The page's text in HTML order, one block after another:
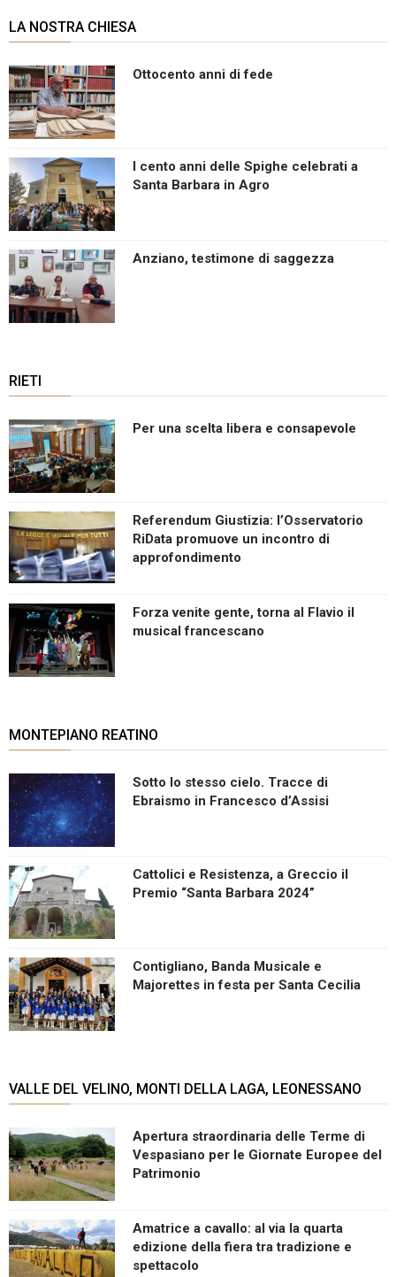
LA NOSTRA CHIESA
Ottocento anni di fede
I cento anni delle Spighe celebrati a
Santa Barbara in Agro
Anziano, testimone di saggezza
RIETI
Per una scelta libera e consapevole
Referendum Giustizia: l’Osservatorio
RiData promuove un incontro di
approfondimento
Forza venite gente, torna al Flavio il
musical francescano
MONTEPIANO REATINO
Sotto lo stesso cielo. Tracce di
Ebraismo in Francesco d’Assisi
Cattolici e Resistenza, a Greccio il
Premio “Santa Barbara 2024”
Contigliano, Banda Musicale e
Majorettes in festa per Santa Cecilia
VALLE DEL VELINO, MONTI DELLA LAGA, LEONESSANO
Apertura straordinaria delle Terme di
Vespasiano per le Giornate Europee del
Patrimonio
Amatrice a cavallo: al via la quarta
edizione della fiera tra tradizione e
spettacolo